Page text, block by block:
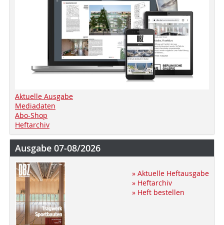
Aktuelle Ausgabe
Mediadaten
Abo-Shop
Heftarchiv
Ausgabe 07-08/2026
» Aktuelle Heftausgabe
» Heftarchiv
» Heft bestellen